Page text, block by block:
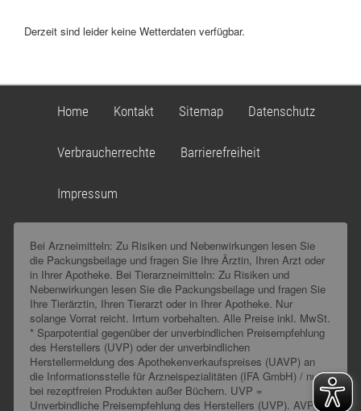
Derzeit sind leider keine Wetterdaten verfügbar.
Home Kontakt Sitemap Datenschutz
Verbraucherrechte Barrierefreiheit
Impressum
Bei Arzneimitteln: Zu Risiken und Nebenwirkungen lesen Sie
die Packungsbeilage und fragen Sie Ihre Ärztin, Ihren Arzt oder
in Ihrer Apotheke. Bei Tierarzneimitteln: Zu Risiken und
Nebenwirkungen lesen Sie die Packungsbeilage und fragen Sie
Ihre Tierärztin, Ihren Tierarzt oder in Ihrer Apotheke. Nur
solange Vorrat reicht. Irrtum vorbehalten. Alle Preise inkl. MwSt.
* Sparpotential gegenüber der unverbindlichen Preisempfehlung
des Herstellers (UVP) oder der unverbindlichen
Herstellermeldung des Apothekenverkaufspreises (UAVP) an
die Informationsstelle für Arzneispezialitäten (IFA GmbH) / nur
bei rezeptfreien Produkten außer Büchern. UVP =
Unverbindliche Preisempfehlung des Herstellers (UVP). AVP =